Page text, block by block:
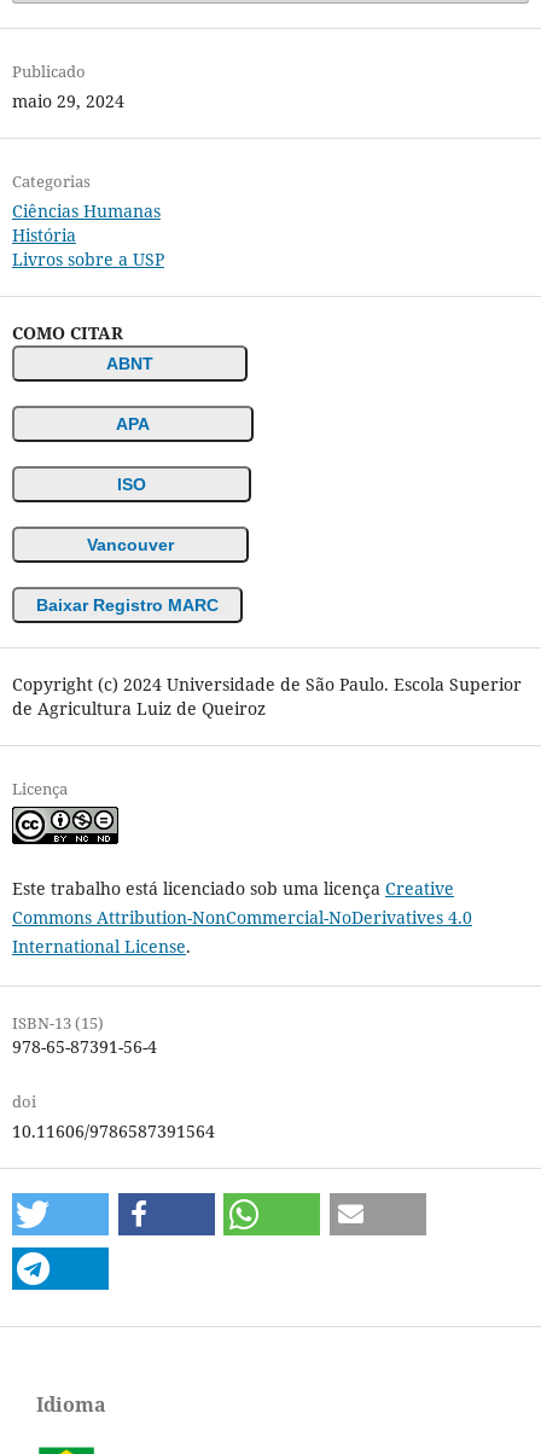
Publicado
maio 29, 2024
Categorias
Ciências Humanas
História
Livros sobre a USP
COMO CITAR
ABNT
APA
ISO
Vancouver
Baixar Registro MARC
Copyright (c) 2024 Universidade de São Paulo. Escola Superior
de Agricultura Luiz de Queiroz
Licença
Este trabalho está licenciado sob uma licença Creative
Commons Attribution-NonCommercial-NoDerivatives 4.0
International License.
ISBN-13 (15)
978-65-87391-56-4
doi
10.11606/9786587391564
Idioma